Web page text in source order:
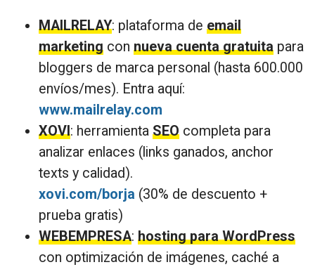
MAILRELAY: plataforma de email
marketing con nueva cuenta gratuita para
bloggers de marca personal (hasta 600.000
envíos/mes). Entra aquí:
www.mailrelay.com
XOVI: herramienta SEO completa para
analizar enlaces (links ganados, anchor
texts y calidad).
xovi.com/borja (30% de descuento +
prueba gratis)
WEBEMPRESA: hosting para WordPress
con optimización de imágenes, caché a